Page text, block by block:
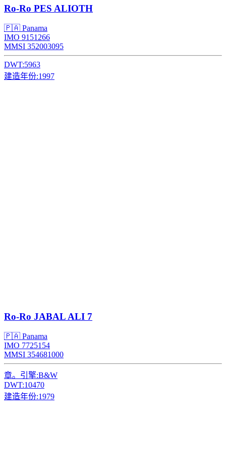
Ro-Ro PES ALIOTH
🇵🇦 Panama
IMO 9151266
MMSI 352003095
DWT:5963
建造年份:1997
Ro-Ro JABAL ALI 7
🇵🇦 Panama
IMO 7725154
MMSI 354681000
章。引擎:B&W
DWT:10470
建造年份:1979